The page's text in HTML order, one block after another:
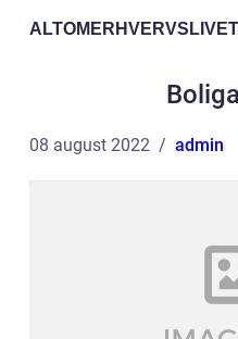
08 august 2022 admin